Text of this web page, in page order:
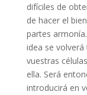
difíciles de
de hacer el
partes
idea se
vuestras
ella. Será
introducirá en